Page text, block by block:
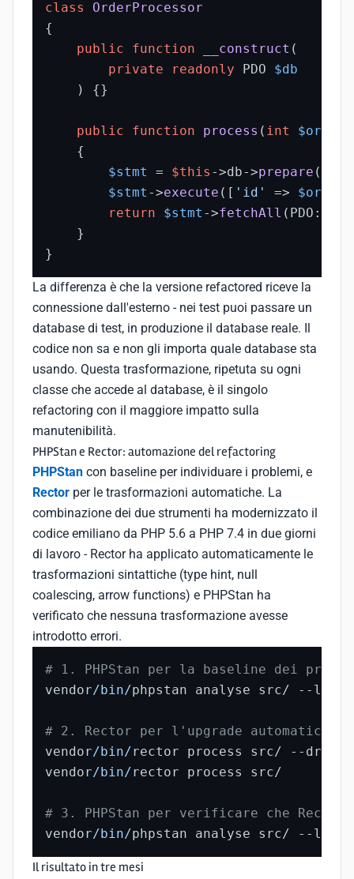
class
OrderProcessor
{
public
function __construct (
private
readonly PDO $db
) {}
public function process ( int
{
$stmt
= $this ->db->prepare (
$stmt ->execute ([ 'id' =>
return
$stmt ->fetchAll (PDO::
    }
}
La differenza è che la versione refactored riceve la
connessione dall'esterno - nei test puoi passare un
database di test, in produzione il database reale. Il
codice non sa e non gli importa quale database sta
usando. Questa trasformazione, ripetuta su ogni
classe che accede al database, è il singolo
refactoring con il maggiore impatto sulla
manutenibilità.
PHPStan e Rector: automazione del refactoring
PHPStan con baseline per individuare i problemi, e
Rector per le trasformazioni automatiche. La
combinazione dei due strumenti ha modernizzato il
codice emiliano da PHP 5.6 a PHP 7.4 in due giorni
di lavoro - Rector ha applicato automaticamente le
trasformazioni sintattiche (type hint, null
coalescing, arrow functions) e PHPStan ha
verificato che nessuna trasformazione avesse
introdotto errori.
# 1. PHPStan per la baseline dei
vendor/bin/phpstan analyse src/ --
# 2. Rector per l'upgrade automatico
vendor/bin/rector process src/ --dry-
vendor/bin/rector process
# 3. PHPStan per verificare che
vendor/bin/phpstan analyse src/ --
Il risultato in tre mesi